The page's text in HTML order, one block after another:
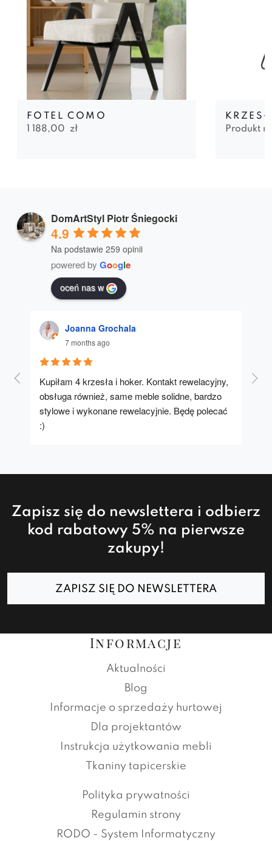
FOTEL COMO
1 188,00 zł
Produkt
DomArtStyl Piotr Śniegocki
4.9
Na podstawie 259 opinii
powered by Google
oceń nas w
Joanna Grochala
7 months ago
Kupiłam 4 krzesła i hoker. Kontakt rewelacyjny,
obsługa również, same meble solidne, bardzo
stylowe i wykonane rewelacyjnie. Będę polecać
:)
A
Zapisz się do newslettera i odbierz
kod rabatowy 5% na pierwsze
zakupy!
ZAPISZ SIĘ DO NEWSLETTERA
Informacje
Aktualności
Blog
Informacje o sprzedaży hurtowej
Dla projektantów
Instrukcja użytkowania mebli
Tkaniny tapicerskie
Polityka prywatności
Regulamin strony
RODO - System Informatyczny